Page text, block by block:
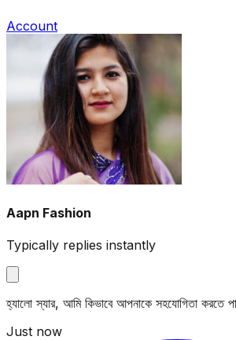
Account
Aapn Fashion
Typically replies instantly
হ্যালো স্যার, আমি কিভাবে আপনাকে সহযোগিতা করতে
Just now